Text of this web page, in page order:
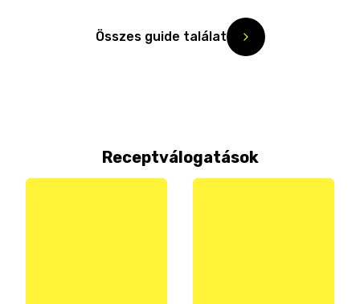
Összes guide találat
Receptválogatások